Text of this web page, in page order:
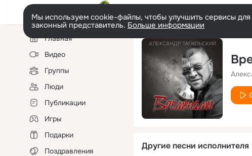
Мы используем cookie-файлы, чтобы улучшить сервисы
законный представитель. Больше информации
Левая
колонкаГлавная
Видео
Группы
Люди
Публикации
Игры
Подарки
Поздравления
Другие песни исполнителя